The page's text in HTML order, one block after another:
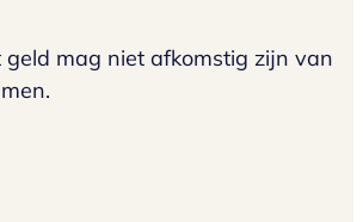
mag niet afkomstig zijn van